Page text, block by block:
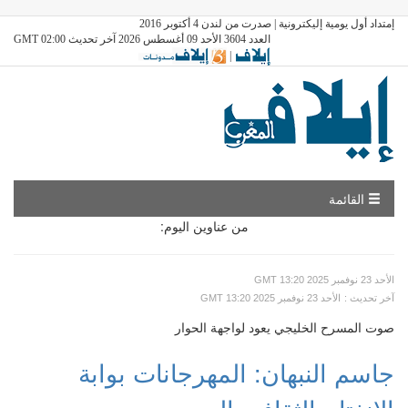
إمتداد أول يومية إليكترونية | صدرت من لندن 4 أكتوبر 2016
العدد 3604 الأحد 09 أغسطس 2026 آخر تحديث GMT 02:00
|
القائمة
من عناوين اليوم:
GMT الأحد 23 نوفمبر 2025 13:20
GMT الأحد 23 نوفمبر 2025 13:20
: آخر تحديث
صوت المسرح الخليجي يعود لواجهة الحوار
جاسم النبهان: المهرجانات بوابة